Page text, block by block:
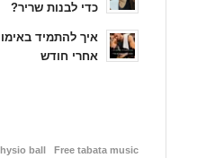
כדי לבנות שריר?
איך להתמיד
אחרי חודש
Free tabata music
ball